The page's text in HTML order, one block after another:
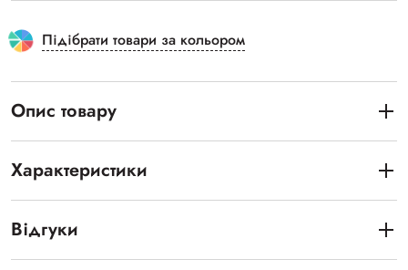
Підібрати товари за кольором
Опис товару
Характеристики
Відгуки